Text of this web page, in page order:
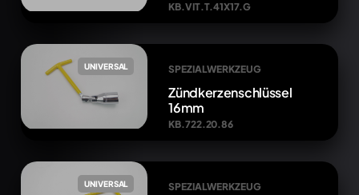
KB.VIT.T.41X17.G
UNIVERSAL SPEZIALWERKZEUG
Zündkerzenschlüssel
16mm
KB.722.20.86
UNIVERSAL SPEZIALWERKZEUG